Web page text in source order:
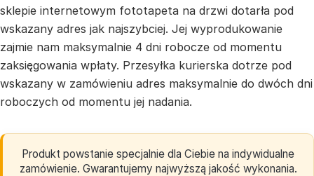
sklepie internetowym fototapeta na drzwi dotarła pod
wskazany adres jak najszybciej. Jej wyprodukowanie
zajmie nam maksymalnie 4 dni robocze od momentu
zaksięgowania wpłaty. Przesyłka kurierska dotrze pod
wskazany w zamówieniu adres maksymalnie do dwóch dni
roboczych od momentu jej nadania.
Produkt powstanie specjalnie dla Ciebie na indywidualne
zamówienie. Gwarantujemy najwyższą jakość wykonania.